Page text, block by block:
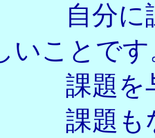
に課題
いことです
を与え
もない